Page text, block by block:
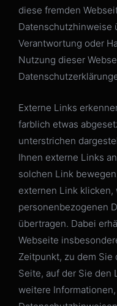
diese fremden
Datenschutzhinweise
Verantwortung oder
Nutzung dieser
Externe Links
farblich etwas
unterstrichen
Ihnen externe Links
solchen Link
externen Link klicken,
personenbezogenen
übertragen. Dabei
Webseite
Zeitpunkt, zu dem Sie
Seite, auf der Sie den
weitere